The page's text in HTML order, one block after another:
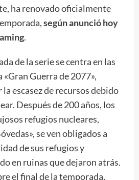
ha renovado oficialmente
según anunció hoy
.
de la serie se centra en las
«Gran Guerra de 2077»,
escasez de recursos debido
Después de 200 años, los
refugios nucleares,
se ven obligados a
de sus refugios y
en ruinas que dejaron atrás.
el final de la temporada,